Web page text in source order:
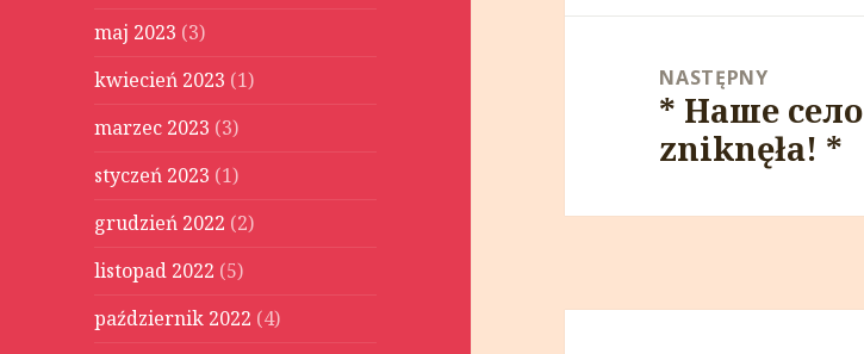
maj 2023 (3)
kwiecień 2023 (1)
marzec 2023 (3)
styczeń 2023 (1)
grudzień 2022 (2)
listopad 2022 (5)
październik 2022 (4)
NASTĘPNY
Następny
wpis:
* Наше
zniknęła! *